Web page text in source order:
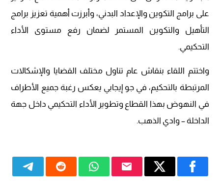
على برامج التكوين والإعداد البدني، وأبرزت أهمية تعزيز برامج
التأهيل والتكوين المستمر لضمان رفع مستوى الأداء
التحكيمي.
واختتم اللقاء بنقاش عام تناول مختلف القضايا والإشكالات
المرتبطة بالتحكيم، في جو إيجابي يعكس رغبة جميع الأطراف
في النهوض بهذا القطاع وتطوير الأداء التحكيمي داخل جهة
الداخلة – وادي الذهب.